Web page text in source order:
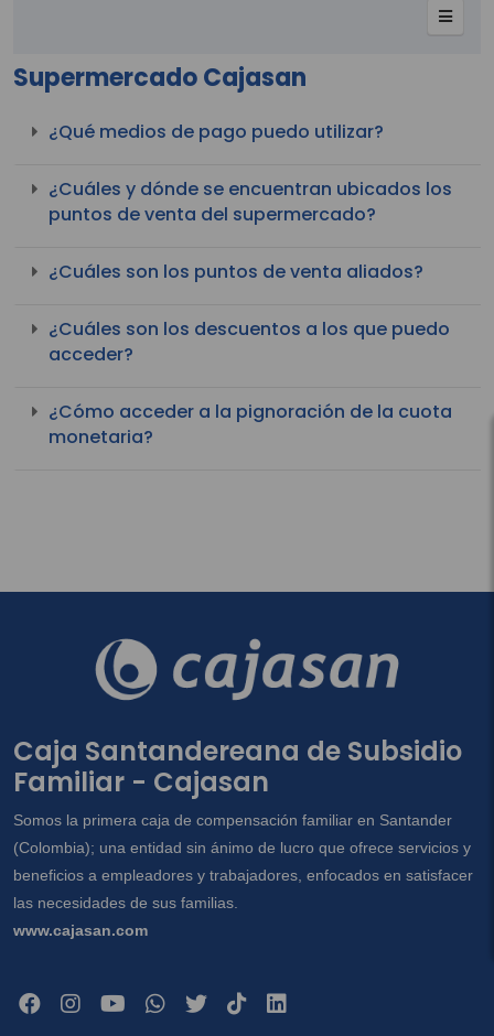
Supermercado Cajasan
¿Qué medios de pago puedo utilizar?
¿Cuáles y dónde se encuentran ubicados los
puntos de venta del supermercado?
¿Cuáles son los puntos de venta aliados?
¿Cuáles son los descuentos a los que puedo
acceder?
¿Cómo acceder a la pignoración de la cuota
monetaria?
Caja Santandereana de Subsidio
Familiar - Cajasan
Somos la primera caja de compensación familiar en Santander
(Colombia); una entidad sin ánimo de lucro que ofrece servicios y
beneficios a empleadores y trabajadores, enfocados en satisfacer
las necesidades de sus familias.
www.cajasan.com